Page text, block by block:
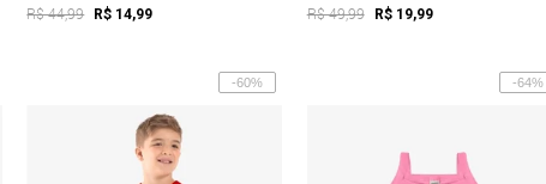
R$ 44,99 R$ 14,99 R$ 49,99 R$ 19,99
-60% -64%